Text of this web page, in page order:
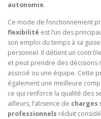
autonomie.
Ce mode de fonctionnement
flexibilité est l’un des
son emploi du temps à sa
personnel. Il détient un
et peut prendre des décisions
associé ou une équipe. Cette
également une meilleure
ce qui renforce la qualité des
ailleurs, l’absence de charges
professionnels réduit